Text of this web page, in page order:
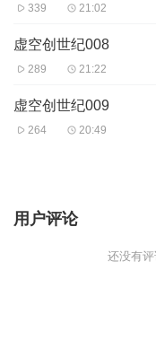
339 21:02
虚空创世纪008
289 21:22
虚空创世纪009
264 20:49
用户评论
还没有评